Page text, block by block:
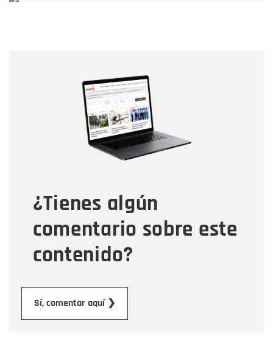
¿Tienes algún
comentario sobre este
contenido?
Sí, comentar aquí ❯
Correo electrónico
Tipo de comentario
Mensaje